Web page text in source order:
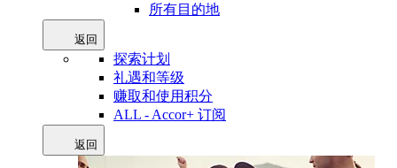
所有目的地
返回
探索计划
礼遇和等级
赚取和使用积分
ALL - Accor+ 订阅
返回